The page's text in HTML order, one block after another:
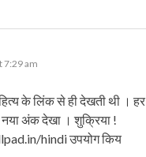
7:29 am
के लिंक से ही देखती थी ।
अंक देखा । शुक्रिया !
hindi उपयोग किय